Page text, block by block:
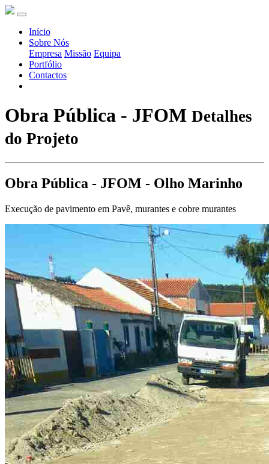
Início
Sobre Nós
Empresa Missão Equipa
Portfólio
Contactos
Obra Pública - JFOM Detalhes
do Projeto
Obra Pública - JFOM - Olho Marinho
Execução de pavimento em Pavê, murantes e cobre murantes